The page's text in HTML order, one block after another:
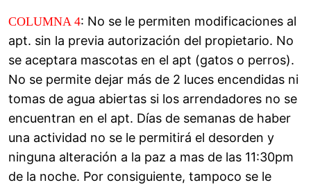
COLUMNA 4: No se le permiten modificaciones al
apt. sin la previa autorización del propietario. No
se aceptara mascotas en el apt (gatos o perros).
No se permite dejar más de 2 luces encendidas ni
tomas de agua abiertas si los arrendadores no se
encuentran en el apt. Días de semanas de haber
una actividad no se le permitirá el desorden y
ninguna alteración a la paz a mas de las 11:30pm
de la noche. Por consiguiente, tampoco se le